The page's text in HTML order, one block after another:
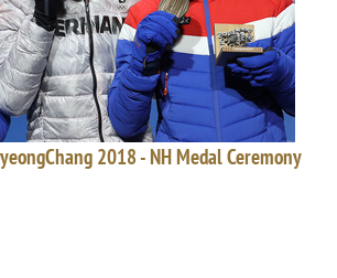
2018 - NH Medal Ceremony